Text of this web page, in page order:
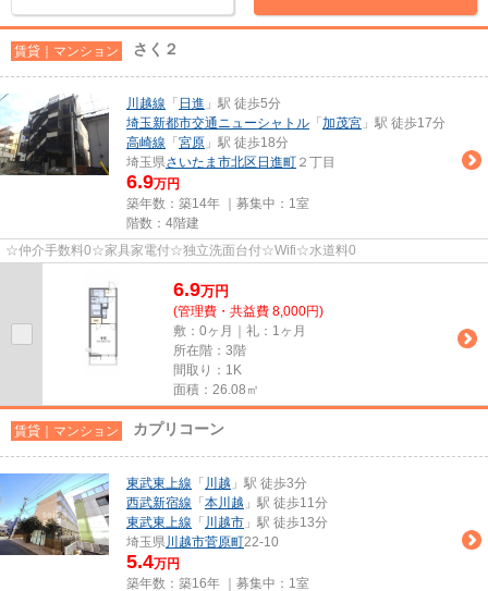
賃貸｜マンション さく２
川越線 「 日進 」駅 徒歩5分
埼玉新都市交通ニューシャトル 「 加茂宮 」駅 徒歩17分
高崎線 「 宮原 」駅 徒歩18分
埼玉県さいたま市北区 日進町 ２丁目
6.9万円
築年数：築14年 ｜募集中： 1室
階数：4階建
☆仲介手数料0☆家具家電付☆独立洗面台付☆Wifi☆水道料0
6.9万円
(管理費・共益費 8,000円)
敷：0ヶ月｜礼：1ヶ月
所在階：3階
間取り：1K
面積：26.08㎡
賃貸｜マンション カプリコーン
東武東上線 「 川越 」駅 徒歩3分
西武新宿線 「 本川越 」駅 徒歩11分
東武東上線 「 川越市 」駅 徒歩13分
埼玉県川越市菅原町22-10
5.4万円
築年数：築16年 ｜募集中： 1室